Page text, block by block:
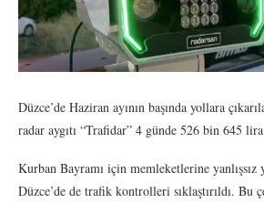
Düzce’de Haziran ayının başında yollara
radar aygıtı “Trafidar” 4 günde 526 bin 645 lira
Kurban Bayramı için memleketlerine yanlışsız
Düzce’de de trafik kontrolleri sıklaştırıldı. Bu